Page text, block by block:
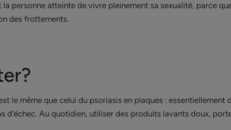
personne atteinte de vivre pleinement sa sexualité, parce
des frottements.
le même que celui du psoriasis en plaques : essentiellement
d’échec. Au quotidien, utiliser des produits lavants doux,